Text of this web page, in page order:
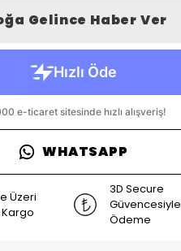
Gelince Haber Ver
WHATSAPP
Üzeri
3D Secure
Güvencesiyle
Ödeme